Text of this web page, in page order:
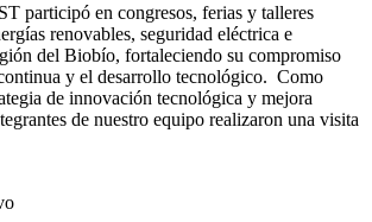
participó en congresos, ferias y talleres
renovables, seguridad eléctrica e
del Biobío, fortaleciendo su compromiso
y el desarrollo tecnológico. Como
de innovación tecnológica y mejora
de nuestro equipo realizaron una visita